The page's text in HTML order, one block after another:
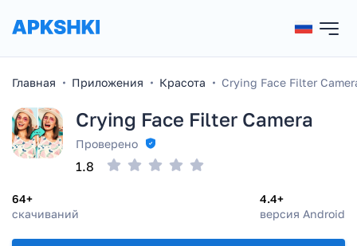
Главная Приложения Красота Crying Face Filter
Crying Face Filter Camera
Проверено
64+
скачиваний
4.4+
версия Android
1.8